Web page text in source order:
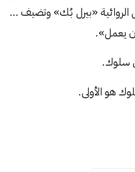
«بيرل بُك» وتضيف …
يعمل».
سلوك.
هو الأولى.